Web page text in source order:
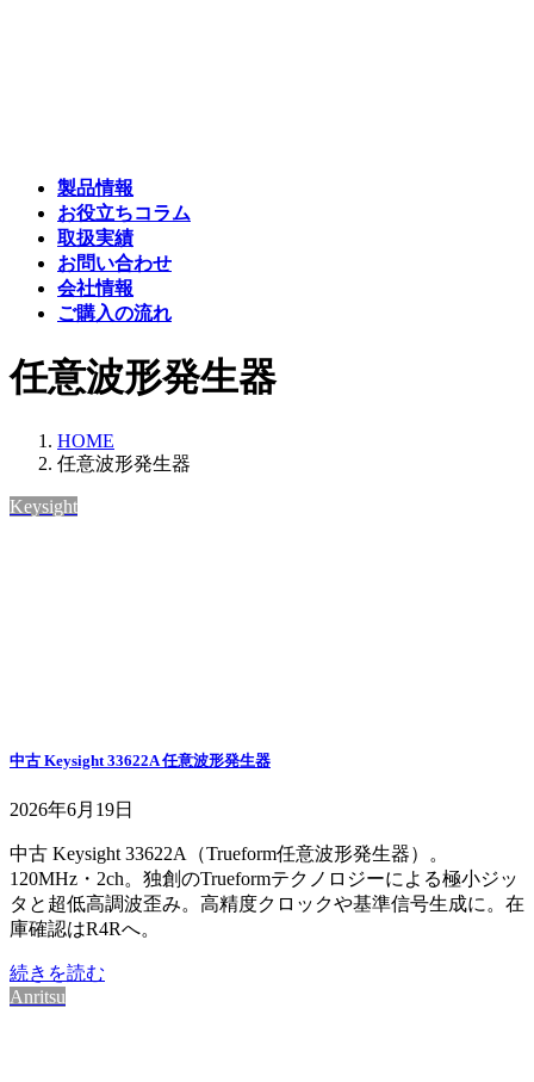
製品情報
お役立ちコラム
取扱実績
お問い合わせ
会社情報
ご購入の流れ
任意波形発生器
HOME
任意波形発生器
Keysight
中古 Keysight 33622A 任意波形発生器
2026年6月19日
中古 Keysight 33622A（Trueform任意波形発生器）。
120MHz・2ch。独創のTrueformテクノロジーによる極小ジッ
タと超低高調波歪み。高精度クロックや基準信号生成に。在
庫確認はR4Rへ。
続きを読む
Anritsu